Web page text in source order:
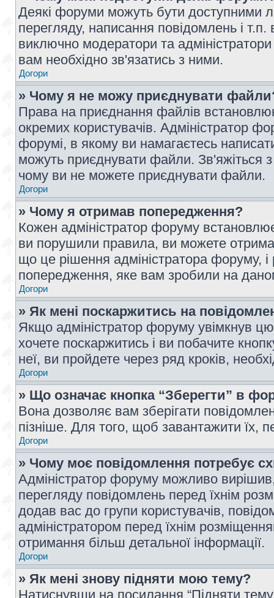
Деякі форуми можуть бути доступними
перегляду, написання повідомлень і
виключно модератори та
вам необхідно зв'язатись з ними.
Догори
» Чому я не можу приєднувати
Права на приєднання файлів
окремих користувачів. Адміністратор
форумі, в якому ви намагаєтесь
можуть приєднувати файли. Зв'яжіться
чому ви не можете приєднувати файли.
Догори
» Чому я отримав попередження?
Кожен адміністратор форуму
ви порушили правила, ви можете
що це рішення адміністратора форуму,
попередження, яке вам зробили на
Догори
» Як мені поскаржитись на
Якщо адміністратор форуму увімкнув
хочете поскаржитись і ви побачите
неї, ви пройдете через ряд кроків,
Догори
» Що означає кнопка “Зберегти” в
Вона дозволяє вам зберігати
пізніше. Для того, щоб завантажити їх,
Догори
» Чому моє повідомлення потребує
Адміністратор форуму можливо
перегляду повідомлень перед їхнім
додав вас до групи користувачів,
адміністратором перед їхнім
отримання більш детальної інформації.
Догори
» Як мені знову підняти мою тему?
Натиснувши на посилання “Підняти